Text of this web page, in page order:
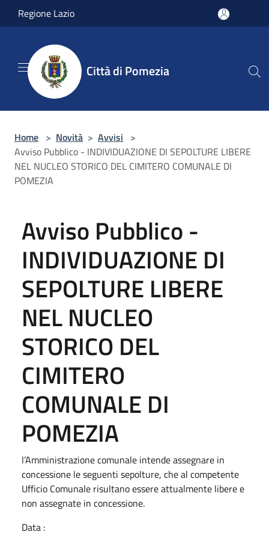
Salta al contenuto principale
Regione Lazio
Città di Pomezia
Home > Novità > Avvisi >
Avviso Pubblico - INDIVIDUAZIONE DI SEPOLTURE LIBERE
NEL NUCLEO STORICO DEL CIMITERO COMUNALE DI
POMEZIA
Avviso Pubblico -
INDIVIDUAZIONE DI
SEPOLTURE LIBERE
NEL NUCLEO
STORICO DEL
CIMITERO
COMUNALE DI
POMEZIA
l’Amministrazione comunale intende assegnare in
concessione le seguenti sepolture, che al competente
Ufficio Comunale risultano essere attualmente libere e
non assegnate in concessione.
Data :